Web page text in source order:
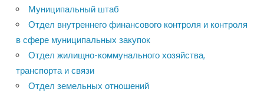
Муниципальный штаб
Отдел внутреннего финансового контроля и контроля
в сфере муниципальных закупок
Отдел жилищно-коммунального хозяйства,
транспорта и связи
Отдел земельных отношений